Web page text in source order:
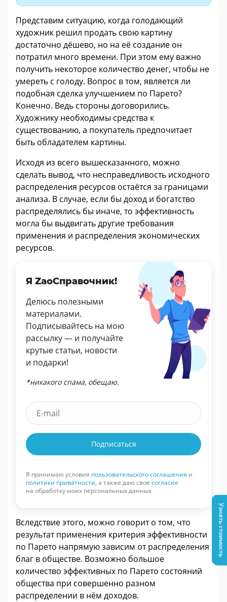
Представим ситуацию, когда голодающий
художник решил продать свою картину
достаточно дёшево, но на её создание он
потратил много времени. При этом ему важно
получить некоторое количество денег, чтобы не
умереть с голоду. Вопрос в том, является ли
подобная сделка улучшением по Парето?
Конечно. Ведь стороны договорились.
Художнику необходимы средства к
существованию, а покупатель предпочитает
быть обладателем картины.
Исходя из всего вышесказанного, можно
сделать вывод, что несправедливость исходного
распределения ресурсов остаётся за границами
анализа. В случае, если бы доход и богатство
распределялись бы иначе, то эффективность
могла бы выдвигать другие требования
применения и распределения экономических
ресурсов.
Я ZaoСправочник!
Делюсь полезными
материалами.
Подписывайтесь на мою
рассылку — и получайте
крутые статьи, новости
и подарки!
*никакого спама, обещаю.
Подписаться
Я принимаю условия пользовательского соглашения и
политики приватности, а также даю свое согласие
на обработку моих персональных данных
Вследствие этого, можно говорит о том, что
результат применения критерия эффективности
по Парето напрямую зависим от распределения
благ в обществе. Возможно большое
количество эффективных по Парето состояний
общества при совершенно разном
распределении в нём доходов.
Узнать стоимость